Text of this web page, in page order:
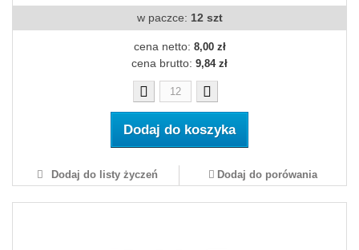
w paczce: 12 szt
cena netto: 8,00 zł
cena brutto: 9,84 zł
Dodaj do koszyka
Dodaj do listy życzeń Dodaj do porówania